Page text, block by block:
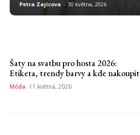
Petra Zajícova - 30 května, 2026
Šaty na svatbu pro hosta 2026:
Etiketa, trendy barvy a kde nakoupit
Móda 11 května, 2026